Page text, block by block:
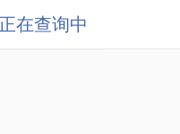
正在查询中